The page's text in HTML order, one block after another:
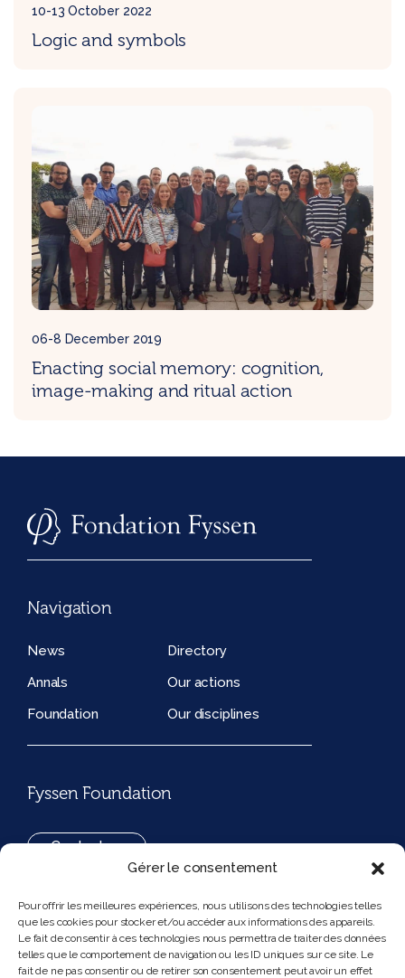
Gérer le consentement
Pour offrir les meilleures expériences, nous utilisons des technologies telles
que les cookies pour stocker et/ou accéder aux informations des appareils.
Le fait de consentir à ces technologies nous permettra de traiter des données
telles que le comportement de navigation ou les ID uniques sur ce site. Le
fait de ne pas consentir ou de retirer son consentement peut avoir un effet
10-13 October 2022
Logic and symbols
06-8 December 2019
Enacting social memory: cognition,
image-making and ritual action
Navigation
News
Directory
Annals
Our actions
Foundation
Our disciplines
Fyssen Foundation
Contact us
194, rue de Rivoli 75001 Paris France